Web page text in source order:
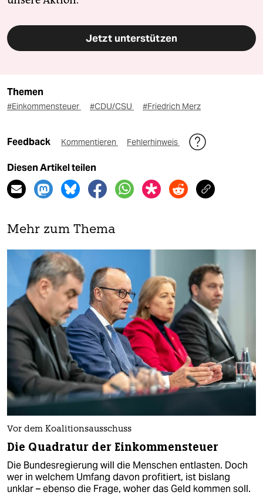
Jetzt unterstützen
Themen
#Einkommensteuer #CDU/CSU #Friedrich Merz
Feedback Kommentieren Fehlerhinweis
Diesen Artikel teilen
Mehr zum Thema
Vor dem Koalitionsausschuss
Die Quadratur der Einkommensteuer
Die Bundesregierung will die Menschen entlasten. Doch
wer in welchem Umfang davon profitiert, ist bislang
unklar – ebenso die Frage, woher das Geld kommen soll.